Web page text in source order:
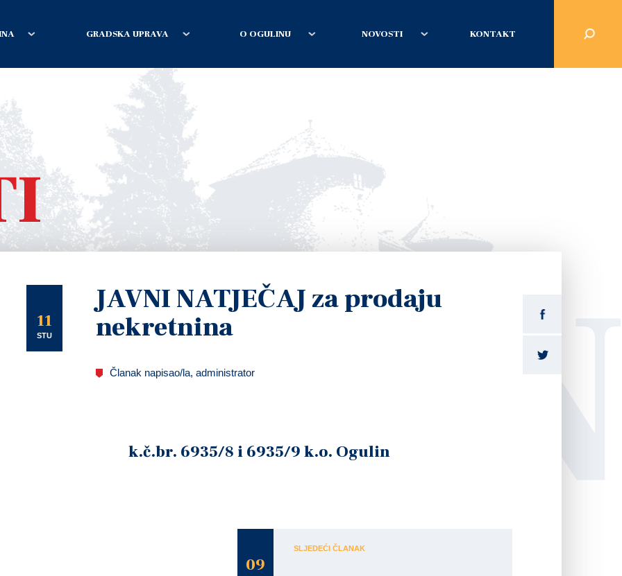
GRADSKA UPRAVA O OGULINU NOVOSTI KONTAKT
11
STU
JAVNI NATJEČAJ za prodaju
nekretnina
Članak napisao/la, administrator
k.č.br. 6935/8 i 6935/9 k.o. Ogulin
09
SLJEDEĆI ČLANAK